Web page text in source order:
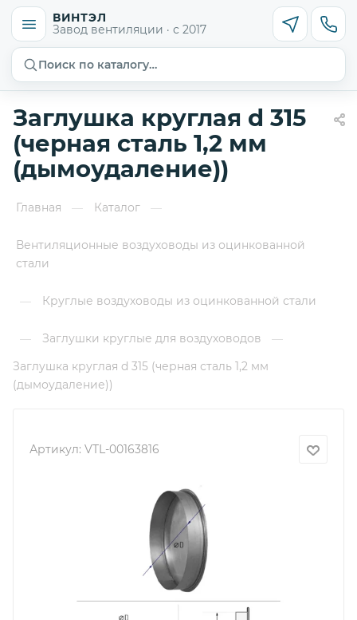
ВИНТЭЛ
Завод вентиляции · с 2017
Поиск по каталогу…
Заглушка круглая d 315
(черная сталь 1,2 мм
(дымоудаление))
Главная — Каталог —
Вентиляционные воздуховоды из оцинкованной
стали
— Круглые воздуховоды из оцинкованной стали
— Заглушки круглые для воздуховодов
—
Заглушка круглая d 315 (черная сталь 1,2 мм
(дымоудаление))
Артикул: VTL-00163816